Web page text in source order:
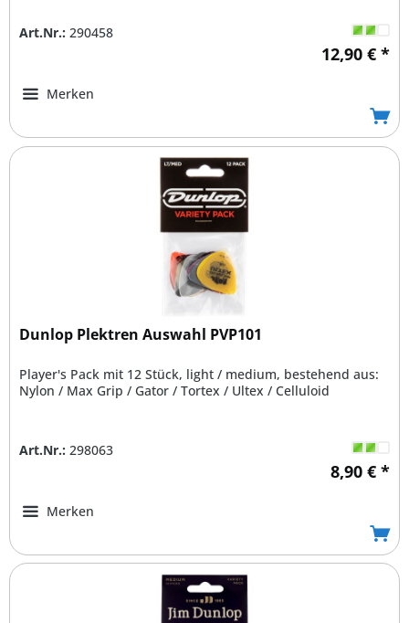
Art.Nr.: 290458
12,90 € *
Merken
Dunlop Plektren Auswahl PVP101
Player's Pack mit 12 Stück, light / medium, bestehend aus:
Nylon / Max Grip / Gator / Tortex / Ultex / Celluloid
Art.Nr.: 298063
8,90 € *
Merken